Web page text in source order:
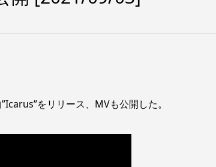
をリリース、MVも公開した。